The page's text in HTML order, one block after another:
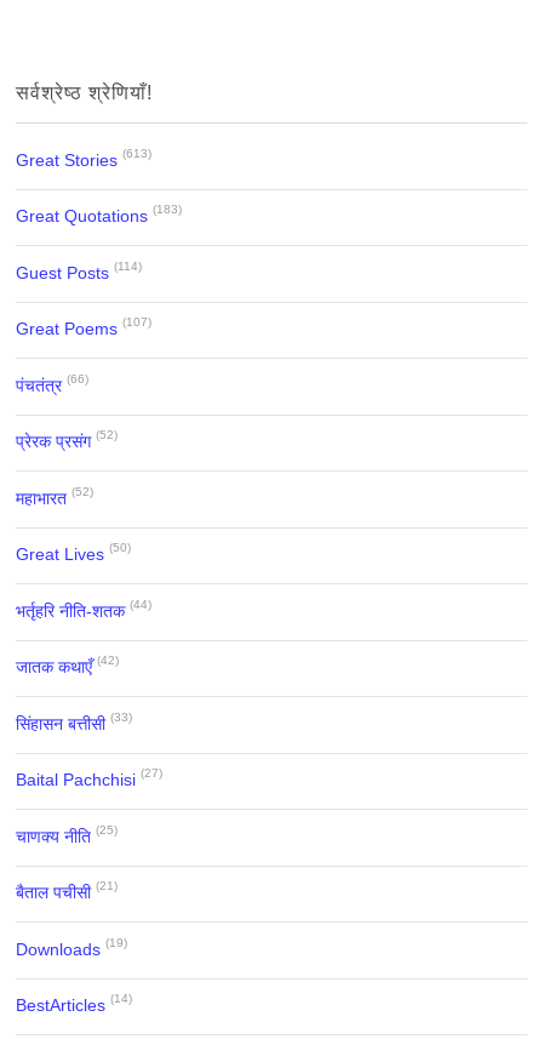
सर्वश्रेष्ठ श्रेणियाँ!
Great Stories (613)
Great Quotations (183)
Guest Posts (114)
Great Poems (107)
पंचतंत्र (66)
प्रेरक प्रसंग (52)
महाभारत (52)
Great Lives (50)
भर्तृहरि नीति-शतक (44)
जातक कथाएँ (42)
सिंहासन बत्तीसी (33)
Baital Pachchisi (27)
चाणक्य नीति (25)
बैताल पचीसी (21)
Downloads (19)
BestArticles (14)